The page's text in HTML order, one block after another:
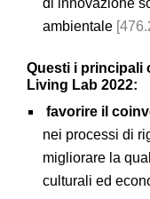
di innovazione
ambientale
Questi i principali
Living Lab 2022:
favorire il
nei processi di
migliorare la
culturali ed